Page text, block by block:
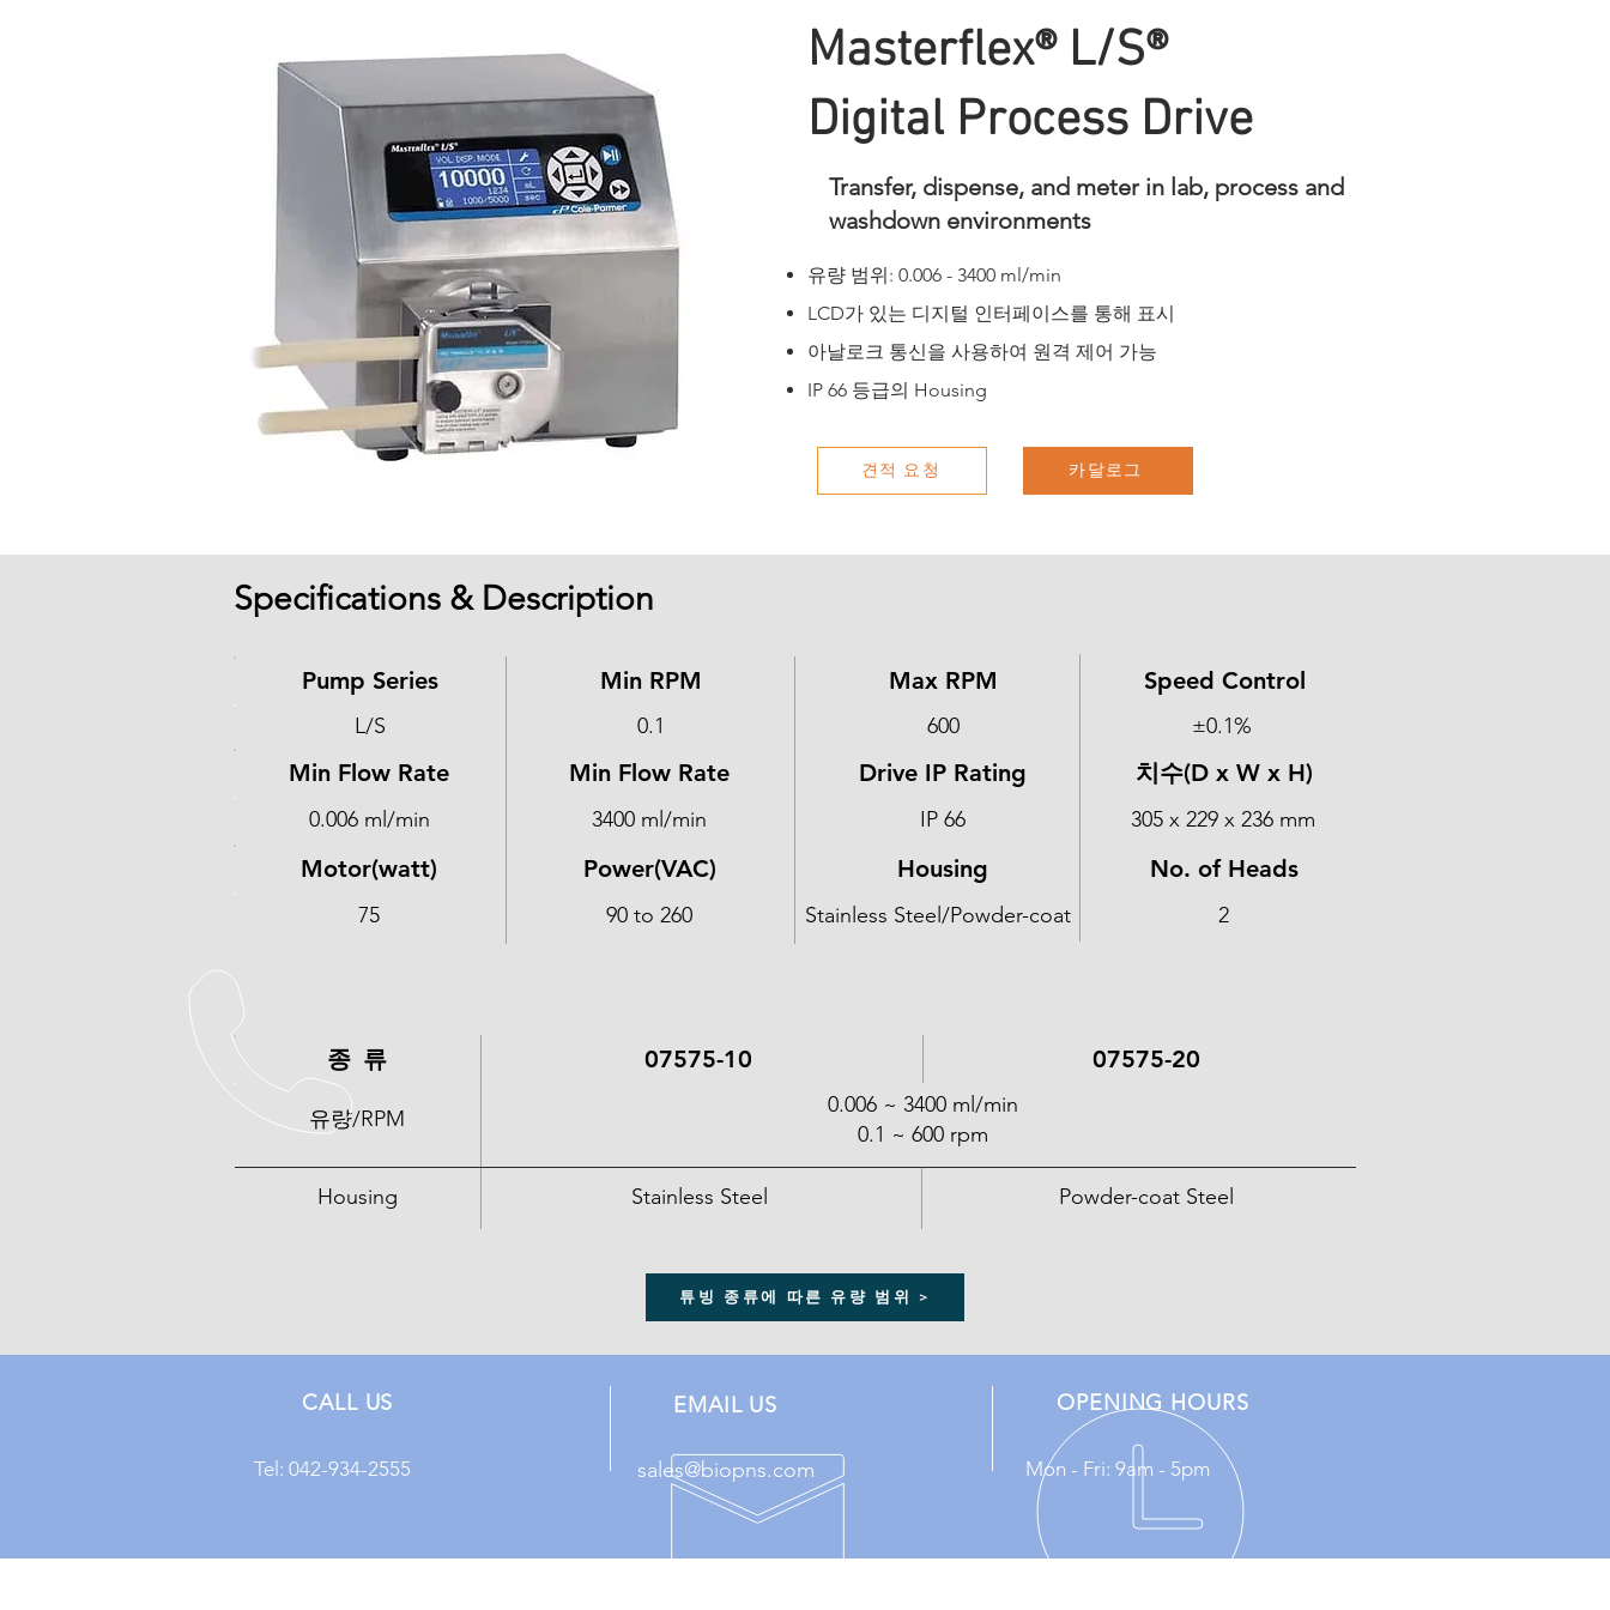
Masterflex® L/S®
Digital Process Drive
Transfer, dispense, and meter in lab, process and
washdown environments
​유량 범위: 0.006 - 3400 ml/min
​LCD가 있는 디지털 인터페이스를 통해 표시
​아날로크 통신을 사용하여 원격 제어 가능
IP 66 등급의 Housing
견적 요청 카달로그
Specifications & Description
75 90 to 260 Stainless Steel/Powder-coat 2
Motor(watt) Power(VAC) Housing No. of Heads
Pump Series Min RPM Max RPM Speed Control
L/S 0.1 600 ±0.1%
Min Flow Rate Min Flow Rate Drive IP Rating ​치수(D x W x H)
0.006 ml/min 3400 ml/min IP 66 305 x 229 x 236 mm
​종 류 07575-10 07575-20
유량/RPM
0.006 ~ 3400 ml/min
0.1 ~ 600 rpm
Housing Stainless Steel Powder-coat Steel
튜빙 종류에 따른 유량 범위 >
CALL US
Tel: 042-934-2555
EMAIL US
sales@biopns.com
OPENING HOURS
Mon - Fri: 9am - 5pm